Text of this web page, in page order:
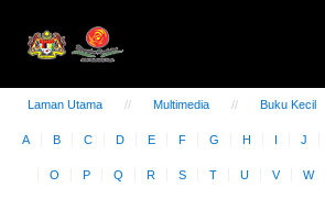
Laman Utama Multimedia Buku Kecil
A B C D E F G H I J
O P Q R S T U V W